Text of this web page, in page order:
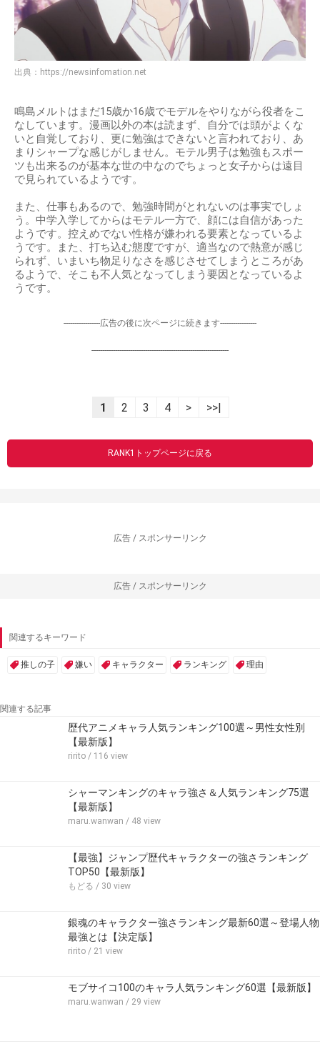
出典： https://newsinfomation.net
鳴島メルトはまだ15歳か16歳でモデルをやりながら役者をこ
なしています。漫画以外の本は読まず、自分では頭がよくな
いと自覚しており、更に勉強はできないと言われており、あ
まりシャープな感じがしません。モテル男子は勉強もスポー
ツも出来るのが基本な世の中なのでちょっと女子からは遠目
で見られているようです。
また、仕事もあるので、勉強時間がとれないのは事実でしょ
う。中学入学してからはモテル一方で、顔には自信があった
ようです。控えめでない性格が嫌われる要素となっているよ
うです。また、打ち込む態度ですが、適当なので熱意が感じ
られず、いまいち物足りなさを感じさせてしまうところがあ
るようで、そこも不人気となってしまう要因となっているよ
うです。
-----------------広告の後に次ページに続きます-----------------
----------------------------------------------------------------
1 2 3 4 > >>|
RANK1トップページに戻る
広告 / スポンサーリンク
広告 / スポンサーリンク
関連するキーワード
推しの子 嫌い キャラクター ランキング 理由
関連する記事
歴代アニメキャラ人気ランキング100選～男性女性別
【最新版】
ririto / 116 view
シャーマンキングのキャラ強さ＆人気ランキング75選
【最新版】
maru.wanwan / 48 view
【最強】ジャンプ歴代キャラクターの強さランキング
TOP50【最新版】
もどる / 30 view
銀魂のキャラクター強さランキング最新60選～登場人物
最強とは【決定版】
ririto / 21 view
モブサイコ100のキャラ人気ランキング60選【最新版】
maru.wanwan / 29 view